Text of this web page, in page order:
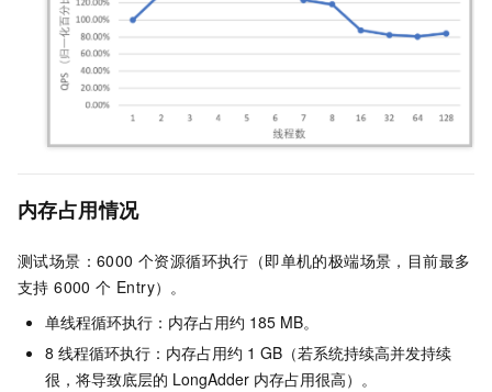
内存占用情况
测试场景：6000 个资源循环执行（即单机的极端场景，目前最多
支持 6000 个 Entry）。
单线程循环执行：内存占用约 185 MB。
8 线程循环执行：内存占用约 1 GB（若系统持续高并发持续
很，将导致底层的 LongAdder 内存占用很高）。